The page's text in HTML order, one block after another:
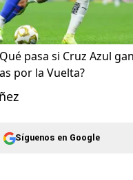
pasa si Cruz Azul
por la Vuelta?
Síguenos en Google